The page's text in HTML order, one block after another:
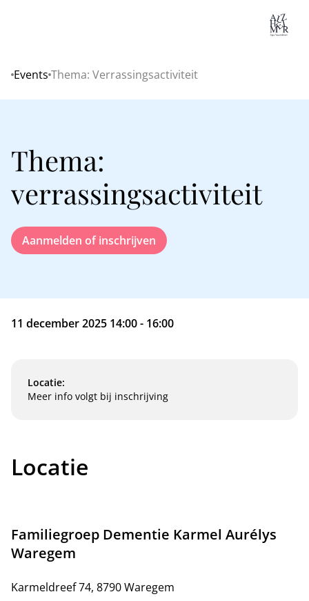
Home
Events Thema: Verrassingsactiviteit
Thema:
verrassingsactiviteit
Aanmelden of inschrijven
11 december 2025 14:00 - 16:00
Locatie:
Meer info volgt bij inschrijving
Locatie
Familiegroep Dementie Karmel Aurélys
Waregem
Karmeldreef 74, 8790 Waregem